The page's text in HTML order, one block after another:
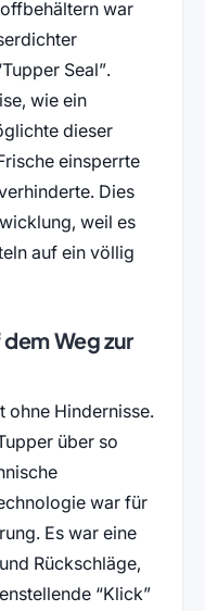
war
Seal”.
wie ein
dieser
einsperrte
Dies
weil es
auf ein völlig
Weg zur
ohne Hindernisse.
über so
war für
Es war eine
Rückschläge,
“Klick”